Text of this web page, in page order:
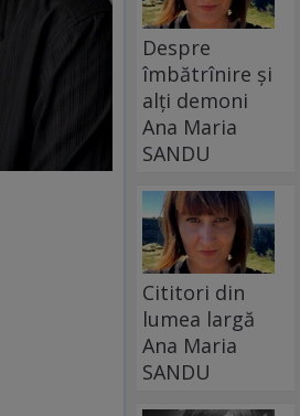
Despre
îmbătrînire și
alți demoni
Ana Maria
SANDU
Cititori din
lumea largă
Ana Maria
SANDU